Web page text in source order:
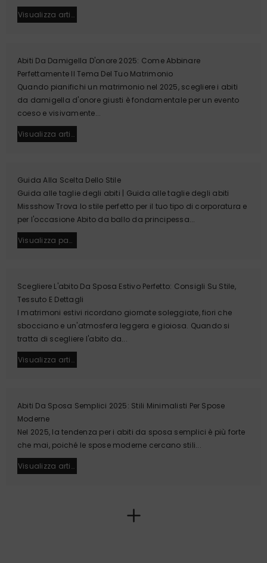
Visualizza article
Abiti Da Damigella D'onore 2025: Come Abbinare
Perfettamente Il Tema Del Tuo Matrimonio
Quando pianifichi un matrimonio nel 2025, scegliere i abiti
da damigella d'onore giusti è fondamentale per un evento
coeso e visivamente...
Visualizza article
Guida Alla Scelta Dello Stile
Guida alle taglie degli abiti | Guida alle taglie degli abiti
Missshow Trova lo stile perfetto per il tuo tipo di corporatura e
per l'occasione Abito da ballo da principessa...
Visualizza page
Scegliere L'abito Da Sposa Estivo Perfetto: Consigli Su Stile,
Tessuto E Dettagli
I matrimoni estivi ricordano giornate soleggiate, fiori che
sbocciano e un'atmosfera leggera e gioiosa. Quando si
tratta di scegliere l'abito da...
Visualizza article
Abiti Da Sposa Semplici 2025: Stili Minimalisti Per Spose
Moderne
Nel 2025, la tendenza per i abiti da sposa semplici è più forte
che mai, poiché le spose moderne cercano stili...
Visualizza article